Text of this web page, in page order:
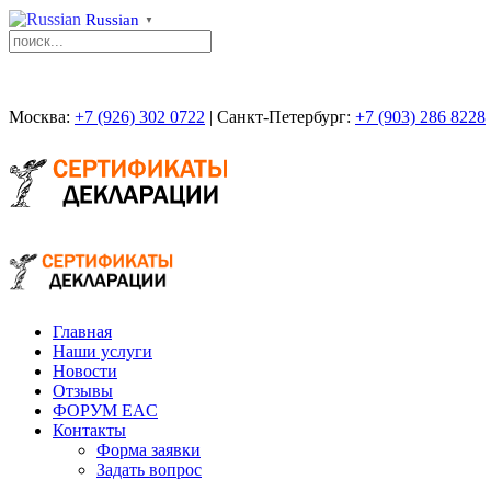
Russian ▼
Москва: +7 (926) 302 0722 | Санкт-Петербург: +7 (903) 286 8228
Главная
Наши услуги
Новости
Отзывы
ФОРУМ EAC
Контакты
Форма заявки
Задать вопрос